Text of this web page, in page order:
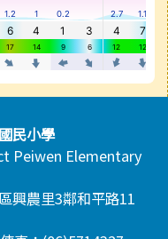
民小學
Peiwen Elementary
興農里3鄰和平路11